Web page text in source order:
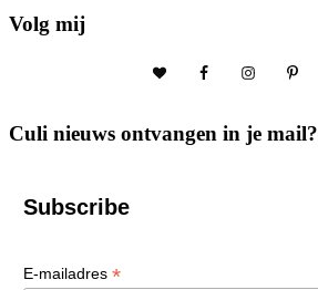
Volg mij
Culi nieuws ontvangen in je mail?
Subscribe
E-mailadres *